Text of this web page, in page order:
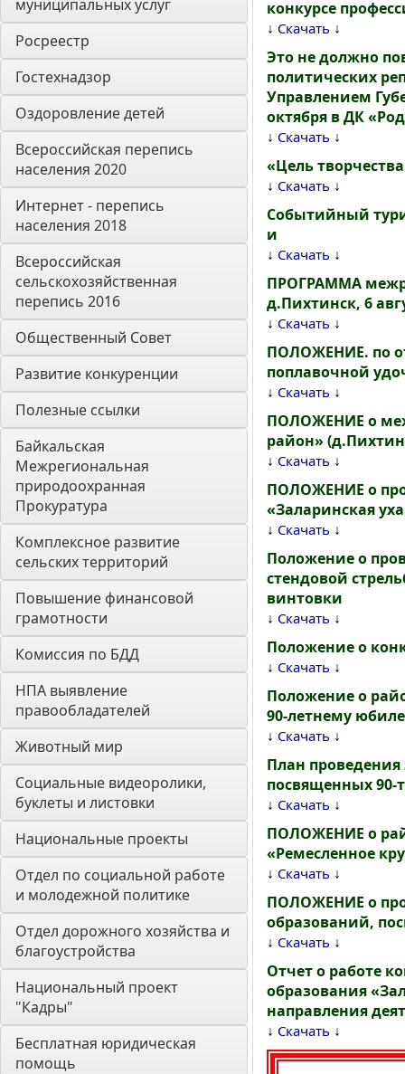
муниципальных услуг
Росреестр
Гостехнадзор
Оздоровление детей
Всероссийская перепись
населения 2020
Интернет - перепись
населения 2018
Всероссийская
сельскохозяйственная
перепись 2016
Общественный Совет
Развитие конкуренции
Полезные ссылки
Байкальская
Межрегиональная
природоохранная
Прокуратура
Комплексное развитие
сельских территорий
Повышение финансовой
грамотности
Комиссия по БДД
НПА выявление
правообладателей
Животный мир
Социальные видеоролики,
буклеты и листовки
Национальные проекты
Отдел по социальной работе
и молодежной политике
Отдел дорожного хозяйства и
благоустройства
Национальный проект
"Кадры"
Бесплатная юридическая
помощь
конкурсе
↓ Скачать ↓
Это не должно
политических
Управлением
октября в ДК
↓ Скачать ↓
«Цель
↓ Скачать ↓
Событийный
и
↓ Скачать ↓
ПРОГРАММА
д.Пихтинск, 6
↓ Скачать ↓
ПОЛОЖЕНИЕ. по
поплавочной
↓ Скачать ↓
ПОЛОЖЕНИЕ о
район»
↓ Скачать ↓
ПОЛОЖЕНИЕ о
«Заларинская
↓ Скачать ↓
Положение о
стендовой
винтовки
↓ Скачать ↓
Положение о
↓ Скачать ↓
Положение о
90-летнему
↓ Скачать ↓
План
посвященных 90-
↓ Скачать ↓
ПОЛОЖЕНИЕ о
«Ремесленное
↓ Скачать ↓
ПОЛОЖЕНИЕ о
образований,
↓ Скачать ↓
Отчет о работе
образования
направления
↓ Скачать ↓